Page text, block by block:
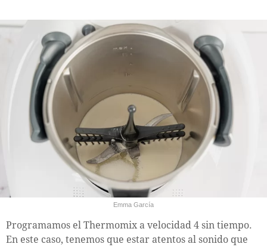
Emma García
Programamos el Thermomix a velocidad 4 sin tiempo.
En este caso, tenemos que estar atentos al sonido que